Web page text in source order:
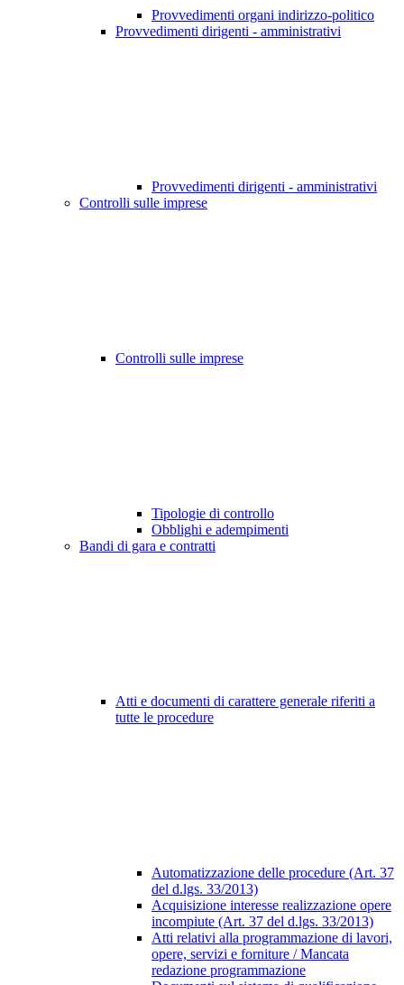
Provvedimenti organi indirizzo-politico
Provvedimenti dirigenti - amministrativi
Provvedimenti dirigenti - amministrativi
Controlli sulle imprese
Controlli sulle imprese
Tipologie di controllo
Obblighi e adempimenti
Bandi di gara e contratti
Atti e documenti di carattere generale riferiti a
tutte le procedure
Automatizzazione delle procedure (Art. 37
del d.lgs. 33/2013)
Acquisizione interesse realizzazione opere
incompiute (Art. 37 del d.lgs. 33/2013)
Atti relativi alla programmazione di lavori,
opere, servizi e forniture / Mancata
redazione programmazione